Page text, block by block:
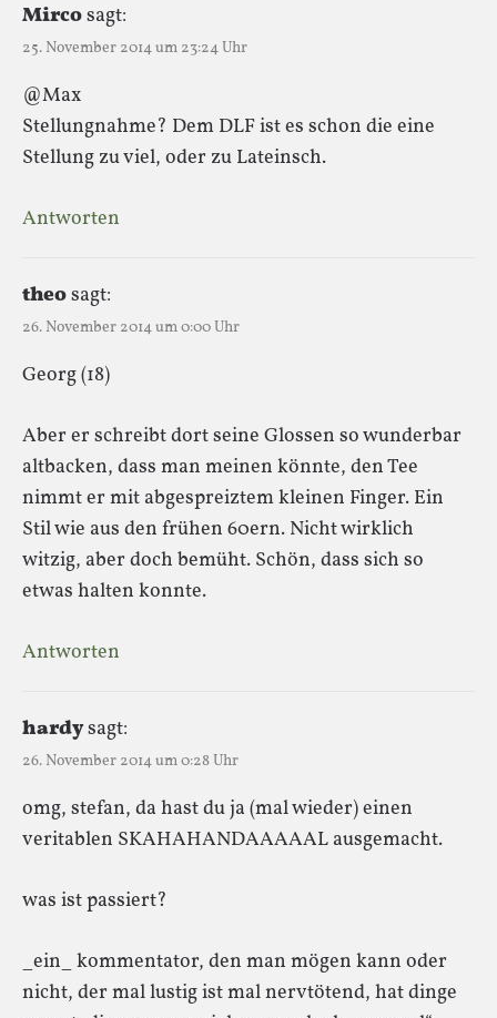
Mircosagt:
25. November 2014 um 23:24 Uhr
@Max
Stellungnahme? Dem DLF ist es schon die eine
Stellung zu viel, oder zu Lateinsch.
Antworten
theosagt:
26. November 2014 um 0:00 Uhr
Georg (18)
Aber er schreibt dort seine Glossen so wunderbar
altbacken, dass man meinen könnte, den Tee
nimmt er mit abgespreiztem kleinen Finger. Ein
Stil wie aus den frühen 60ern. Nicht wirklich
witzig, aber doch bemüht. Schön, dass sich so
etwas halten konnte.
Antworten
hardysagt:
26. November 2014 um 0:28 Uhr
omg, stefan, da hast du ja (mal wieder) einen
veritablen SKAHAHANDAAAAAL ausgemacht.
was ist passiert?
_ein_ kommentator, den man mögen kann oder
nicht, der mal lustig ist mal nervtötend, hat dinge